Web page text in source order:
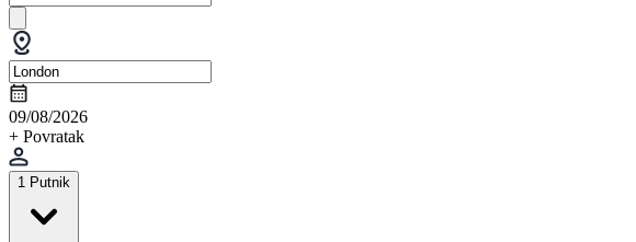
09/08/2026
+ Povratak
1 Putnik